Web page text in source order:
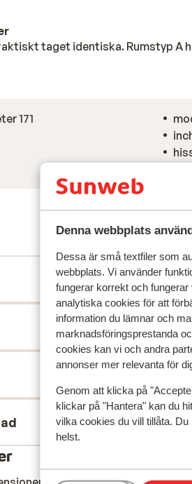
Denna webbplats
Dessa är små textfiler som
webbplats. Vi använder
fungerar korrekt och
analytiska cookies för att
information du lämnar och
marknadsföringsprestanda
cookies kan vi och andra
annonser mer relevanta för
Genom att klicka på
klickar på "Hantera" kan du
vilka cookies du vill tillåta.
helst.
taget identiska. Rumstyp A
171